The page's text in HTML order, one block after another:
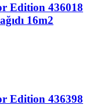
Edition 436018
16m2
Edition 436398